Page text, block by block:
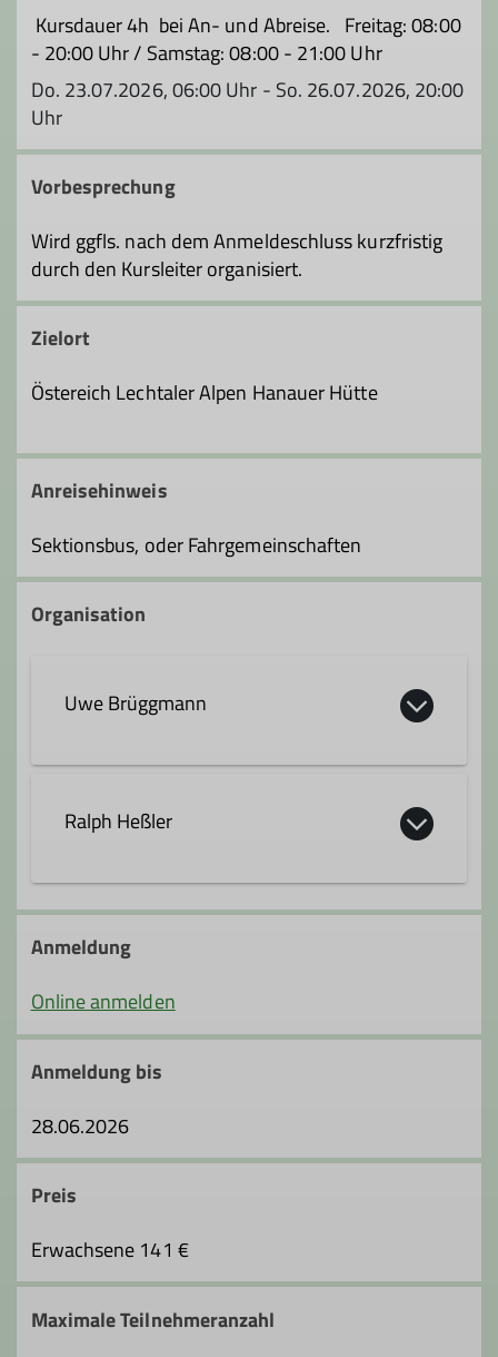
Kursdauer 4h bei An- und Abreise. Freitag: 08:00
- 20:00 Uhr / Samstag: 08:00 - 21:00 Uhr
Do. 23.07.2026, 06:00 Uhr - So. 26.07.2026, 20:00
Uhr
Vorbesprechung
Wird ggfls. nach dem Anmeldeschluss kurzfristig
durch den Kursleiter organisiert.
Zielort
Östereich Lechtaler Alpen Hanauer Hütte
Anreisehinweis
Sektionsbus, oder Fahrgemeinschaften
Organisation
Uwe Brüggmann
Ämter
Referent*in Klettersteige
Ralph Heßler
ralph.hessler@dav-hanau.de
Ämter
Anmeldung
Online anmelden
Anmeldung bis
28.06.2026
Preis
Erwachsene 141 €
Maximale Teilnehmeranzahl